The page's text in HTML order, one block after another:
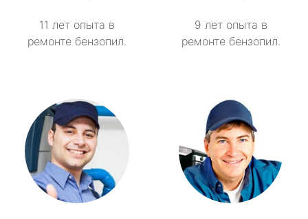
11 лет опыта в
ремонте бензопил.
9 лет опыта в
ремонте бензопил.